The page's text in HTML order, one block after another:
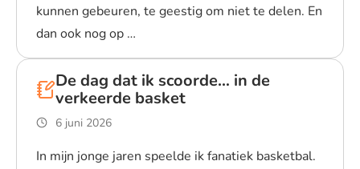
kunnen gebeuren, te geestig om niet te delen. En
dan ook nog op …
Lees blogpost
De dag dat ik scoorde… in de
verkeerde basket
6 juni 2026
In mijn jonge jaren speelde ik fanatiek basketbal.